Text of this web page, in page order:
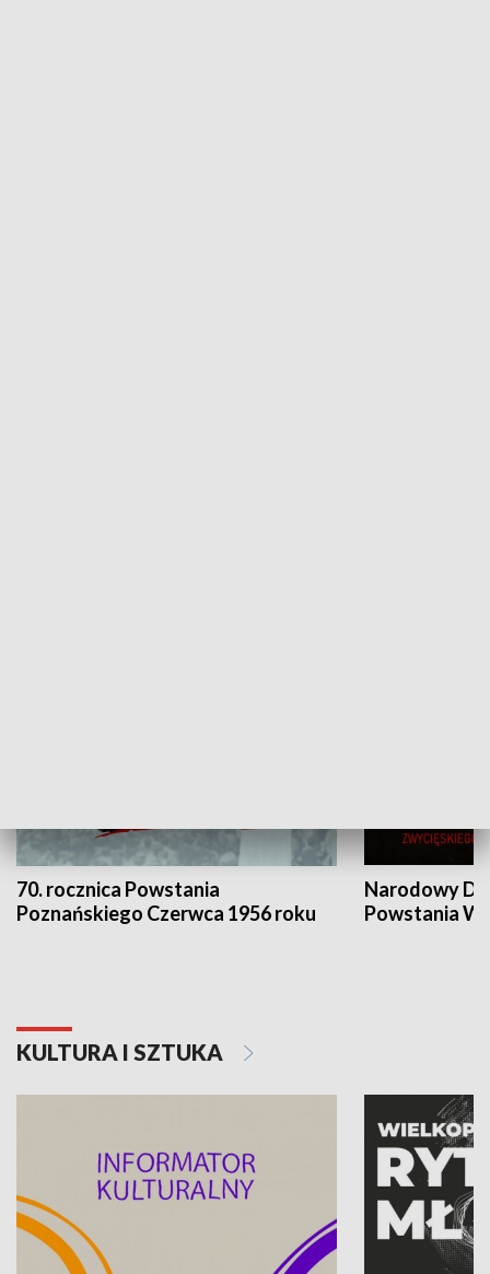
70. rocznica Powstania
Poznańskiego Czerwca 1956 roku
Narodowy
Powstania
KULTURA I SZTUKA